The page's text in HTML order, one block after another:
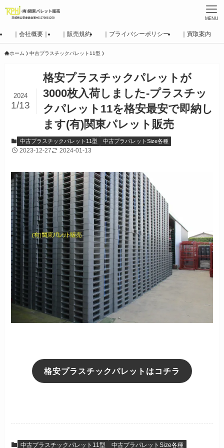
MENU
｜会社概要｜ ｜販売規約 ｜プライバシーポリシー ｜買取案内
ホーム 中古プラスチックパレット11型
格安プラスチックパレットが
3000枚入荷しました-プラスチッ
クパレット11を格安最安で即納し
ます(有)関東パレット販売
2024
1/13
中古プラスチックパレット11型 中古プラパレットSize各種
2023-12-27 2024-01-13
格安プラスチックパレットはコチラ
中古プラスチックパレット11型 中古プラパレットSize各種